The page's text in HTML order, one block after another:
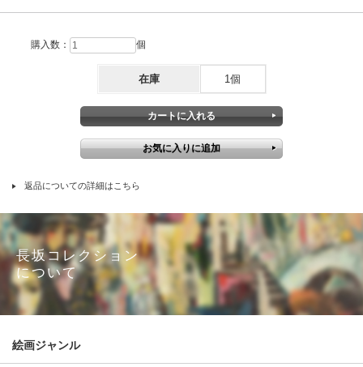
購入数： 個
在庫 1個
返品についての詳細はこちら
長坂コレクション
について
絵画ジャンル